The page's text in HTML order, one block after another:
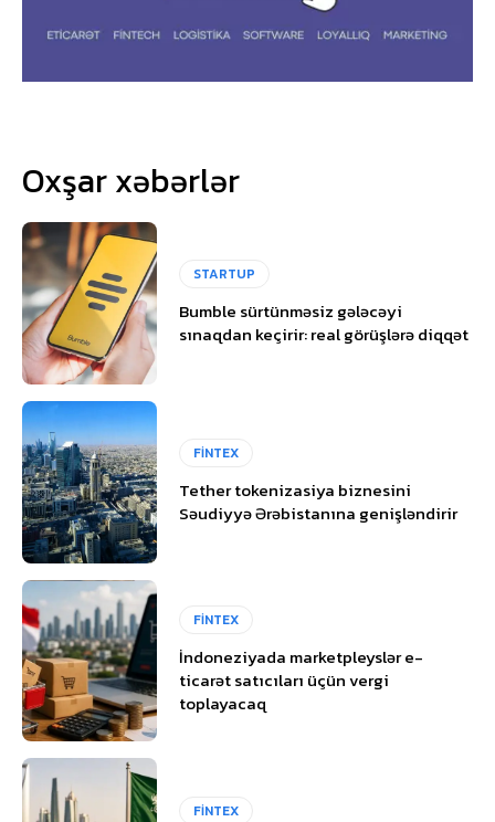
Oxşar xəbərlər
STARTUP
Bumble sürtünməsiz gələcəyi
sınaqdan keçirir: real görüşlərə diqqət
FİNTEX
Tether tokenizasiya biznesini
Səudiyyə Ərəbistanına genişləndirir
FİNTEX
İndoneziyada marketpleyslər e-
ticarət satıcıları üçün vergi
toplayacaq
FİNTEX